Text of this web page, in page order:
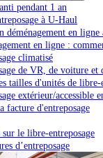
pendant 1 an
à U-Haul
déménagement en ligne
en ligne :
climatisé
de VR, de voiture et
tailles d'unités de libre-
extérieur/accessible
facture d'entreposage
sur le libre-entreposage
d’entreposage